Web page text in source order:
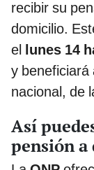
recibir su
domicilio.
el lunes 14
y beneficiará
nacional, de
Así
pensión